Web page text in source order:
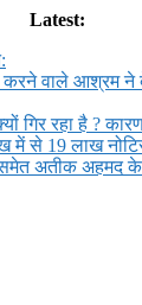
Latest:
करने वाले आश्रम ने
गिर रहा है ?
में से 19 लाख
अतीक अहमद के